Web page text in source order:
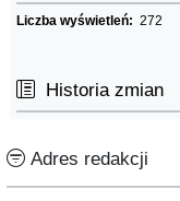
Liczba wyświetleń: 272
Historia zmian
Adres redakcji